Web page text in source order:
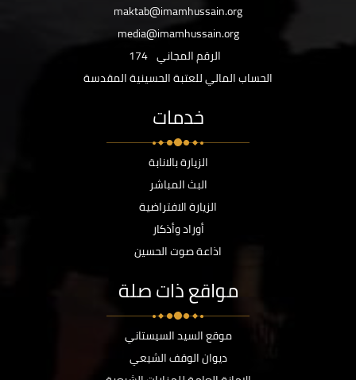
maktab@imamhussain.org
media@imamhussain.org
الرقم المجاني 174
الحساب المالي للعتبة الحسينية المقدسة
خدمات
الزيارة بالانابة
البث المباشر
الزيارة الافتراضية
أوراد وأذكار
اذاعة صوت الحسين
مواقع ذات صلة
موقع السيد السيستاني
ديوان الوقف الشيعي